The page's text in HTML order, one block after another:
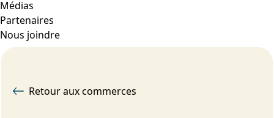
Médias
Partenaires
Nous joindre
Retour aux commerces